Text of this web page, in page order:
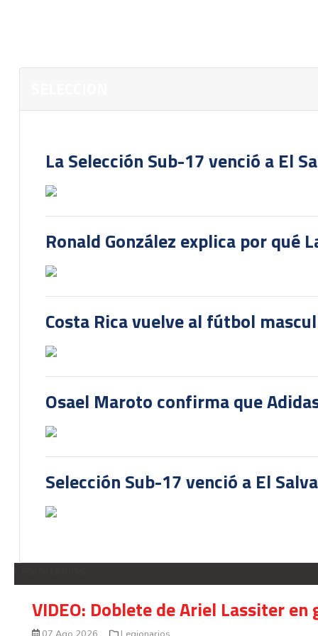
La Selección Sub-17 venció a El
Ronald González explica por qué
Costa Rica vuelve al fútbol
Osael Maroto confirma que
Selección Sub-17 venció a El
VIDEO: Doblete de Ariel Lassiter